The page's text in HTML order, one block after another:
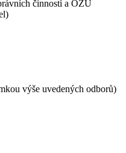
činností a OŽÚ
výše uvedených odborů)